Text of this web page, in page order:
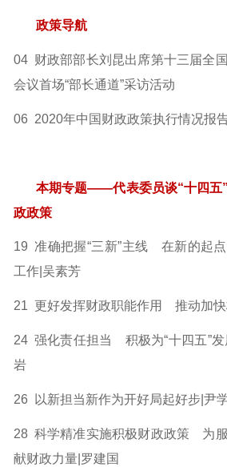
政策导航
04 财政部部长刘昆出席第十三届全
会议首场“部长通道”采访活动
06 2020年中国财政政策执行情况报
本期专题——代表委员谈“十四五
政政策
19 准确把握“三新”主线 在新的起
工作|吴素芳
21 更好发挥财政职能作用 推动加快
24 强化责任担当 积极为“十四五”发
岩
26 以新担当新作为开好局起好步|尹
28 科学精准实施积极财政政策 为
献财政力量|罗建国